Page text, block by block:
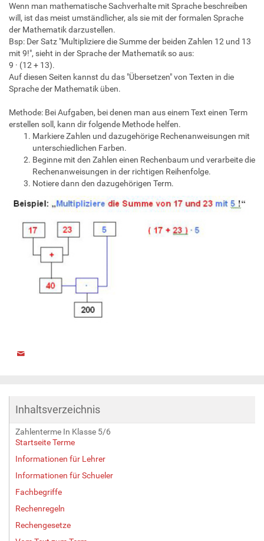
Wenn man mathematische Sachverhalte mit Sprache beschreiben
will, ist das meist umständlicher, als sie mit der formalen Sprache
der Mathematik darzustellen.
Bsp: Der Satz "Multipliziere die Summe der beiden Zahlen 12 und 13
mit 9!", sieht in der Sprache der Mathematik so aus:
9 · (12 + 13).
Auf diesen Seiten kannst du das "Übersetzen" von Texten in die
Sprache der Mathematik üben.
Methode: Bei Aufgaben, bei denen man aus einem Text einen Term
erstellen soll, kann dir folgende Methode helfen.
Markiere Zahlen und dazugehörige Rechenanweisungen mit
unterschiedlichen Farben.
Beginne mit den Zahlen einen Rechenbaum und verarbeite die
Rechenanweisungen in der richtigen Reihenfolge.
Notiere dann den dazugehörigen Term.
Inhaltsverzeichnis
Zahlenterme In Klasse 5/6
Startseite Terme
Informationen für Lehrer
Informationen für Schueler
Fachbegriffe
Rechenregeln
Rechengesetze